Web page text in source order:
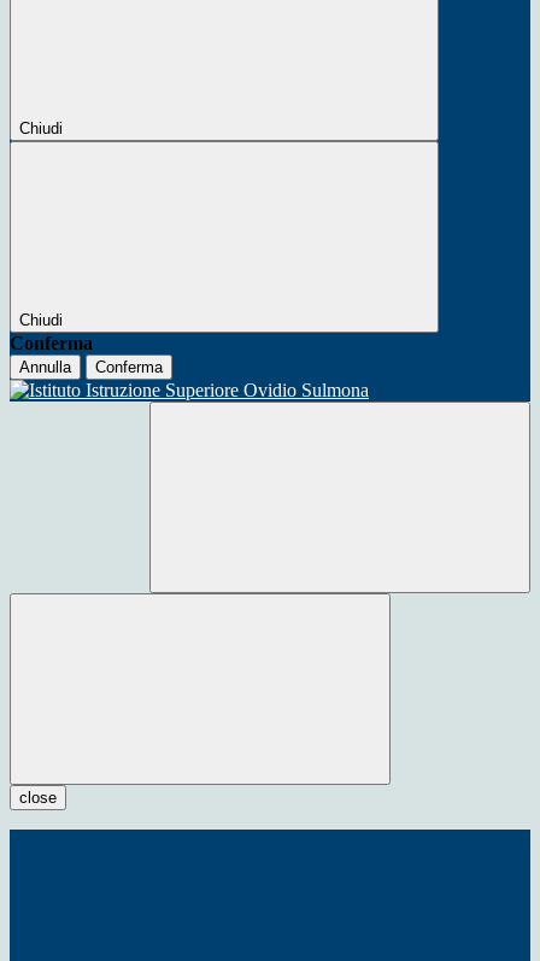
Chiudi
Chiudi
Conferma
Annulla Conferma
close